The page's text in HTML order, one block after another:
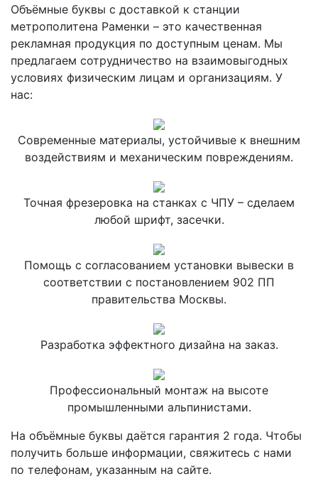
Объёмные буквы с доставкой к станции
метрополитена Раменки – это качественная
рекламная продукция по доступным ценам. Мы
предлагаем сотрудничество на взаимовыгодных
условиях физическим лицам и организациям. У
нас:
Современные материалы, устойчивые к внешним
воздействиям и механическим повреждениям.
Точная фрезеровка на станках с ЧПУ – сделаем
любой шрифт, засечки.
Помощь с согласованием установки вывески в
соответствии с постановлением 902 ПП
правительства Москвы.
Разработка эффектного дизайна на заказ.
Профессиональный монтаж на высоте
промышленными альпинистами.
На объёмные буквы даётся гарантия 2 года. Чтобы
получить больше информации, свяжитесь с нами
по телефонам, указанным на сайте.